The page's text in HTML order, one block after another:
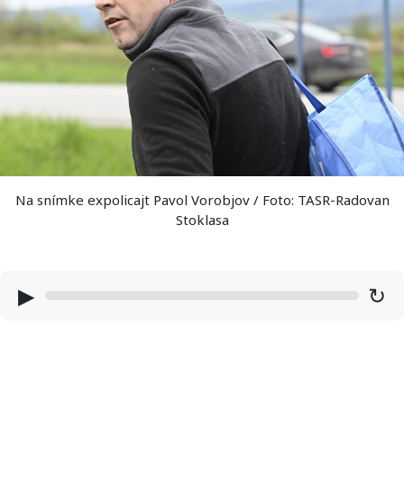
Na snímke expolicajt Pavol Vorobjov / Foto: TASR-Radovan
Stoklasa
▶ ↻